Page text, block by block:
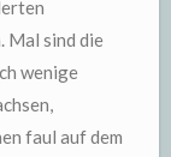
Mal sind die
wenige
faul auf dem